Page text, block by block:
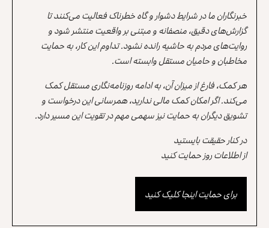
خبرنگاران ما در شرایط دشوار و گاه خطرناک فعالیت می‌کنند تا
گزارش‌های دقیق، منصفانه و مبتنی بر واقعیت منتشر شود و
روایت‌های مردم به حاشیه رانده نشود. تداوم این کار، به حمایت
مخاطبان و حامیان مستقل وابسته است.
هر کمک، فارغ از میزان آن، به ادامه روزنامه‌نگاری مستقل کمک
می‌کند. اگر امکان کمک مالی ندارید، همرسانی این درخواست و
تشویق دیگران به حمایت نیز سهمی مهم در تقویت این مسیر دارد.
در کنار حقیقت بایستید
از اطلاعات روز حمایت کنید
برای حمایت اینجا کلیک کنید